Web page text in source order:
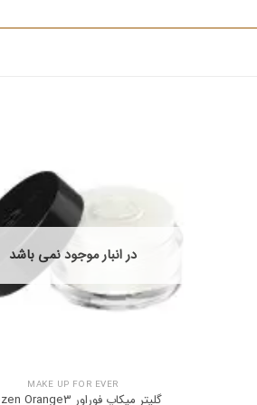
در انبار موجود نمی باشد
MAKE UP FOR EVER
گلیتر میکاپ فوراور Frozen Orange3